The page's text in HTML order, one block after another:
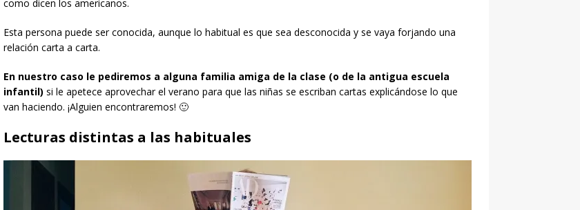
como dicen los americanos.
Esta persona puede ser conocida, aunque lo habitual es que sea desconocida y se vaya forjando una
relación carta a carta.
En nuestro caso le pediremos a alguna familia amiga de la clase (o de la antigua escuela
infantil) si le apetece aprovechar el verano para que las niñas se escriban cartas explicándose lo que
van haciendo. ¡Alguien encontraremos! 🙂
Lecturas distintas a las habituales